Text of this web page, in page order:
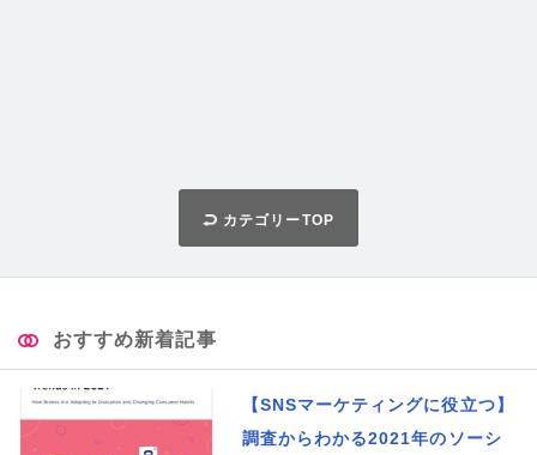
カテゴリーTOP
おすすめ新着記事
【SNSマーケティングに役立つ】
調査からわかる2021年のソーシ